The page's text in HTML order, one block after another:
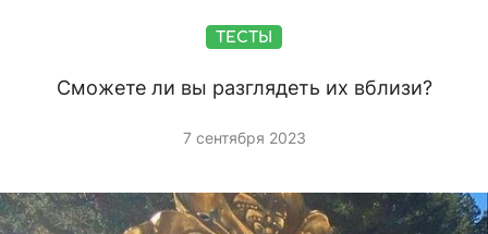
ТЕСТЫ
Сможете ли вы разглядеть их вблизи?
7 сентября 2023